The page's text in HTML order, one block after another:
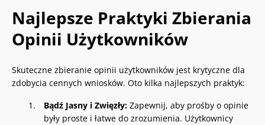
Najlepsze Praktyki Zbierania
Opinii Użytkowników
Skuteczne zbieranie opinii użytkowników jest krytyczne dla
zdobycia cennych wniosków. Oto kilka najlepszych praktyk:
Bądź Jasny i Zwięzły: Zapewnij, aby prośby o opinie
były proste i łatwe do zrozumienia. Użytkownicy